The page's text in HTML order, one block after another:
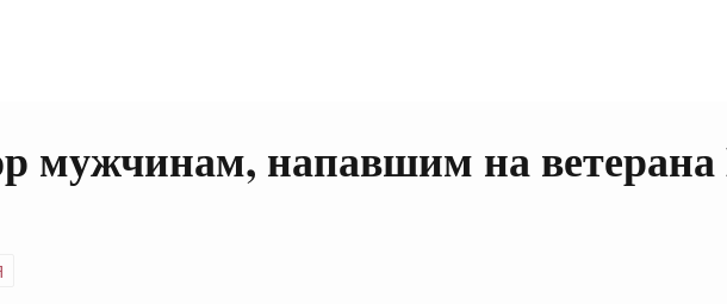
мужчинам, напавшим на